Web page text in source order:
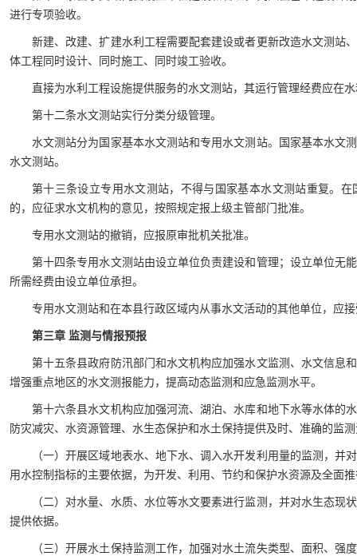
进行专项验收。
新建、改建、扩建水利工程需要配套建设或者更新改造水文测站
体工程同时设计、同时施工、同时竣工验收。
直接为水利工程设施提供服务的水文测站，其运行管理经费应在
第十二条水文测站实行分类分级管理。
水文测站分为国家基本水文测站和专用水文测站。国家基本水文
水文测站。
第十三条设立专用水文测站，不得与国家基本水文测站重复。
的，应征求水文机构的意见，按照规定报上级主管部门批准。
专用水文测站的撤销，应报原审批机关批准。
第十四条专用水文测站由设立单位负责建设和管理；设立单位无
所需经费由设立单位承担。
专用水文测站和在本县行政区域内从事水文活动的其他单位，应
第三章 监测与情报预报
第十五条县政府防汛部门和水文机构应加强水文监测、水文信息
增强重点地区的水文测报能力，提高动态监测和应急监测水平。
第十六条县水文机构应加强河流、湖泊、水库和地下水等水体的
防灾减灾、水资源管理、水生态保护和水土保持提供及时、准确的监
（一）开展区域地表水、地下水、调入水开发利用量的监测，并
用水控制指标的主要依据，为开发、利用、节约和保护水资源及全面
（二）对水量、水质、水位等水文要素进行监测，并对水生态现
提供依据。
（三）开展水土保持监测工作，加强对水土流失类型、面积、强